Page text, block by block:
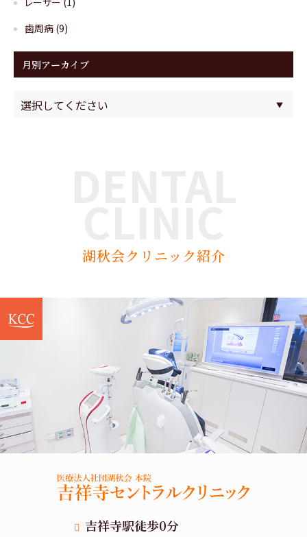
歯周病 (9)
月別アーカイブ
湖秋会クリニック紹介
吉祥寺駅徒歩0分